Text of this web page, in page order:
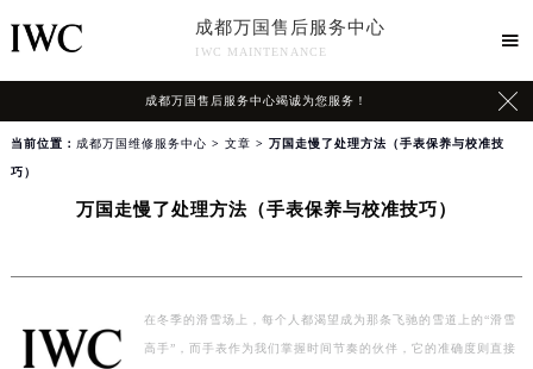
成都万国售后服务中心
IWC MAINTENANCE

成都万国售后服务中心竭诚为您服务！ 
当前位置： 成都万国维修服务中心 > 文章 > 万国走慢了处理方法（手表保养与校准技
巧）
万国走慢了处理方法（手表保养与校准技巧）
在冬季的滑雪场上，每个人都渴望成为那条飞驰的雪道上的“滑雪
高手”，而手表作为我们掌握时间节奏的伙伴，它的准确度则直接